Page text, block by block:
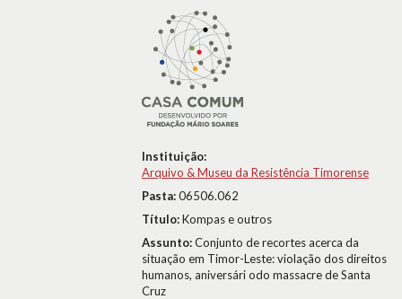
Instituição:
Arquivo & Museu da Resistência Timorense
Pasta:06506.062
Título:Kompas e outros
Assunto:Conjunto de recortes acerca da
situação em Timor-Leste: violação dos direitos
humanos, aniversári odo massacre de Santa
Cruz